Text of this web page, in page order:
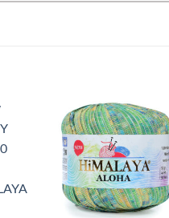
в
Добавить в
избранное.